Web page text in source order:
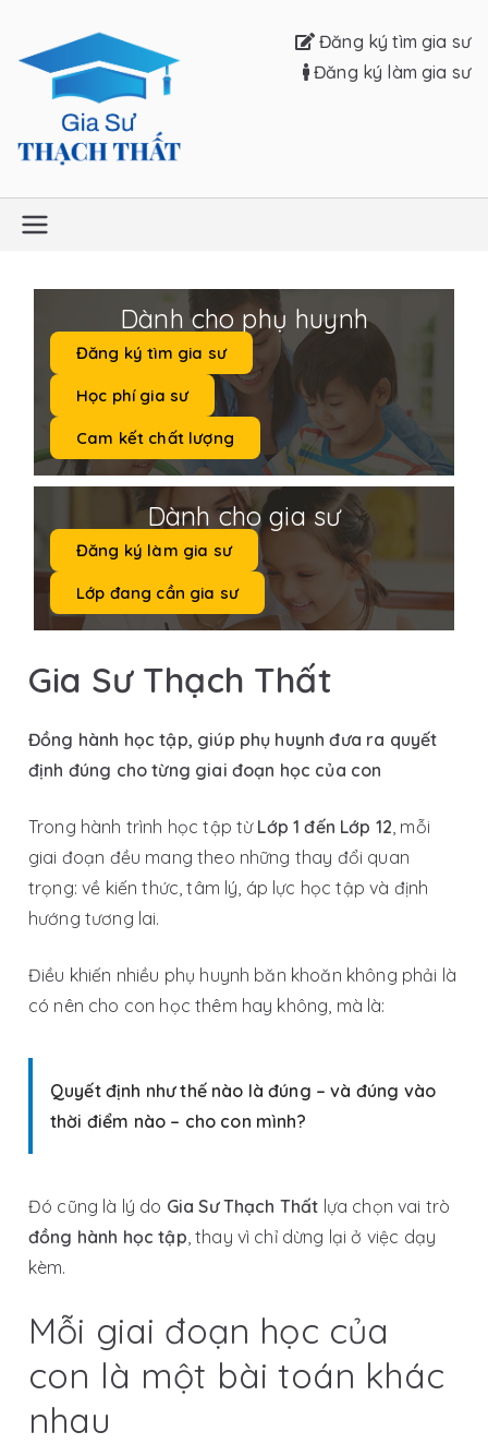
Thất
Đăng ký tìm gia sư
Đăng ký làm gia sư
Dành cho phụ huynh
Đăng ký tìm gia sư
Học phí gia sư
Cam kết chất lượng
Dành cho gia sư
Đăng ký làm gia sư
Lớp đang cần gia sư
Gia Sư Thạch Thất
Đồng hành học tập, giúp phụ huynh đưa ra quyết
định đúng cho từng giai đoạn học của con
Trong hành trình học tập từ Lớp 1 đến Lớp 12, mỗi
giai đoạn đều mang theo những thay đổi quan
trọng: về kiến thức, tâm lý, áp lực học tập và định
hướng tương lai.
Điều khiến nhiều phụ huynh băn khoăn không phải là
có nên cho con học thêm hay không, mà là:
Quyết định như thế nào là đúng – và đúng vào
thời điểm nào – cho con mình?
Đó cũng là lý do Gia Sư Thạch Thất lựa chọn vai trò
đồng hành học tập, thay vì chỉ dừng lại ở việc dạy
kèm.
Mỗi giai đoạn học của
con là một bài toán khác
nhau